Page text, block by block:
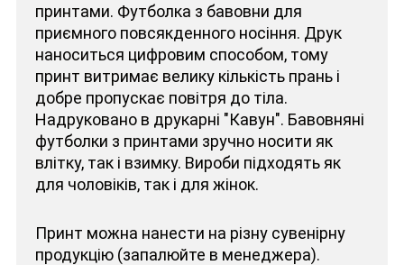
принтами. Футболка з бавовни для
приємного повсякденного носіння. Друк
наноситься цифровим способом, тому
принт витримає велику кількість прань і
добре пропускає повітря до тіла.
Надруковано в друкарні "Кавун". Бавовняні
футболки з принтами зручно носити як
влітку, так і взимку. Вироби підходять як
для чоловіків, так і для жінок.
Принт можна нанести на різну сувенірну
продукцію (запалюйте в менеджера).